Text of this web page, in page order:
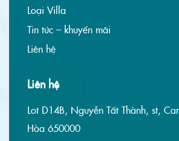
Loại Villa
Tin tức – khuyến mãi
Liên hệ
Liên hệ
Lot D14B, Nguyễn Tất Thành, st,
Hòa 650000